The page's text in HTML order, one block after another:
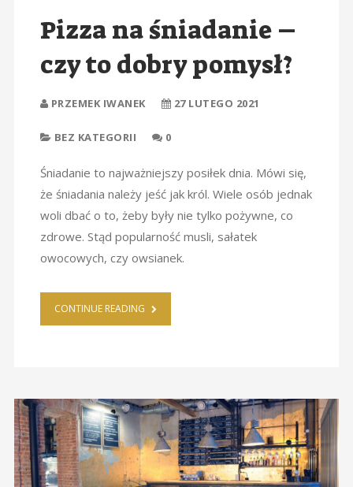
Pizza na śniadanie –
czy to dobry pomysł?
PRZEMEK IWANEK 27 LUTEGO 2021
BEZ KATEGORII 0
Śniadanie to najważniejszy posiłek dnia. Mówi się,
że śniadania należy jeść jak król. Wiele osób jednak
woli dbać o to, żeby były nie tylko pożywne, co
zdrowe. Stąd popularność musli, sałatek
owocowych, czy owsianek.
CONTINUE READING